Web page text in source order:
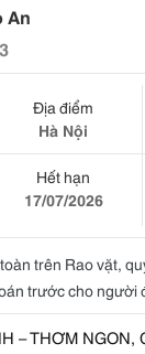
An
Địa điểm
Hà Nội
Hết hạn
17/07/2026
trên Rao vặt,
trước cho người
– THƠM NGON,